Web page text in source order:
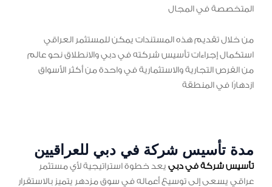
المتخصصة في المجال
من خلال تقديم هذه المستندات يمكن للمستثمر العراقي
استكمال إجراءات تأسيس شركته في دبي والانطلاق نحو عالم
من الفرص التجارية والاستثمارية في واحدة من أكثر الأسواق
ازدهارًا في المنطقة
مدة تأسيس شركة في دبي للعراقيين
تأسيس شركة في دبي يعد خطوة استراتيجية لأي مستثمر
عراقي يسعى إلى توسيع أعماله في سوق مزدهر يتميز بالاستقرار